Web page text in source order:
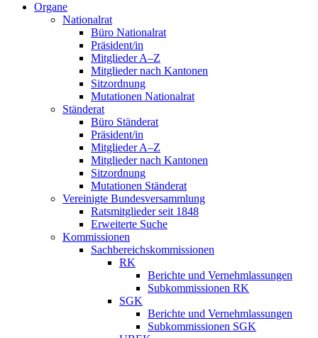
Organe
Nationalrat
Büro Nationalrat
Präsident/in
Mitglieder A–Z
Mitglieder nach Kantonen
Sitzordnung
Mutationen Nationalrat
Ständerat
Büro Ständerat
Präsident/in
Mitglieder A–Z
Mitglieder nach Kantonen
Sitzordnung
Mutationen Ständerat
Vereinigte Bundesversammlung
Ratsmitglieder seit 1848
Erweiterte Suche
Kommissionen
Sachbereichskommissionen
RK
Berichte und Vernehmlassungen
Subkommissionen RK
SGK
Berichte und Vernehmlassungen
Subkommissionen SGK